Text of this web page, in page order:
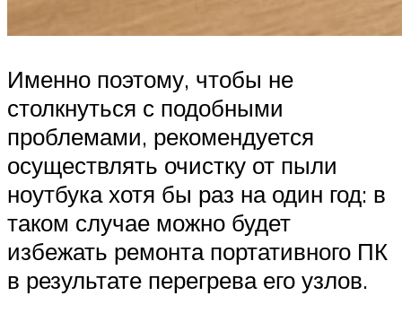
Именно поэтому, чтобы не
столкнуться с подобными
проблемами, рекомендуется
осуществлять очистку от пыли
ноутбука хотя бы раз на один год: в
таком случае можно будет
избежать ремонта портативного ПК
в результате перегрева его узлов.